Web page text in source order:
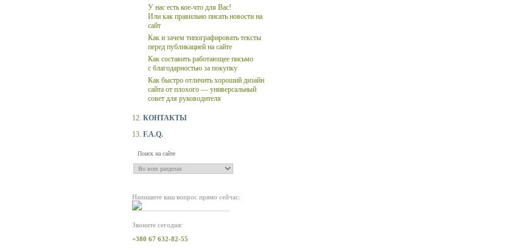
У нас есть кое-что для Вас!
Или как правильно писать новости на
сайт
Как и зачем типографировать тексты
перед публикацией на сайте
Как составить работающее письмо
с благодарностью за покупку
Как быстро отличить хороший дизайн
сайта от плохого — универсальный
совет для руководителя
12. КОНТАКТЫ
13. F.A.Q.
Напишите ваш вопрос прямо сейчас:
Звоните сегодня:
+380 67 632-82-55